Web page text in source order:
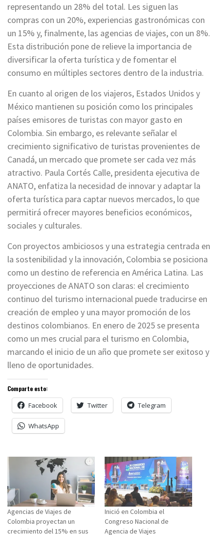
representando un 28% del total. Les siguen las
compras con un 20%, experiencias gastronómicas con
un 15% y, finalmente, las agencias de viajes, con un 8%.
Esta distribución pone de relieve la importancia de
diversificar la oferta turística y de fomentar el
consumo en múltiples sectores dentro de la industria.
En cuanto al origen de los viajeros, Estados Unidos y
México mantienen su posición como los principales
países emisores de turistas con mayor gasto en
Colombia. Sin embargo, es relevante señalar el
crecimiento significativo de turistas provenientes de
Canadá, un mercado que promete ser cada vez más
atractivo. Paula Cortés Calle, presidenta ejecutiva de
ANATO, enfatiza la necesidad de innovar y adaptar la
oferta turística para captar nuevos mercados, lo que
permitirá ofrecer mayores beneficios económicos,
sociales y culturales.
Con proyectos ambiciosos y una estrategia centrada en
la sostenibilidad y la innovación, Colombia se posiciona
como un destino de referencia en América Latina. Las
proyecciones de ANATO son claras: el crecimiento
continuo del turismo internacional puede traducirse en
creación de empleo y una mayor promoción de los
destinos colombianos. En enero de 2025 se presenta
como un mes crucial para el turismo en Colombia,
marcando el inicio de un año que promete ser exitoso y
lleno de oportunidades.
Comparte esto:
Facebook Twitter Telegram
WhatsApp
Agencias de Viajes de
Colombia proyectan un
crecimiento del 15% en sus
Inició en Colombia el
Congreso Nacional de
Agencia de Viajes